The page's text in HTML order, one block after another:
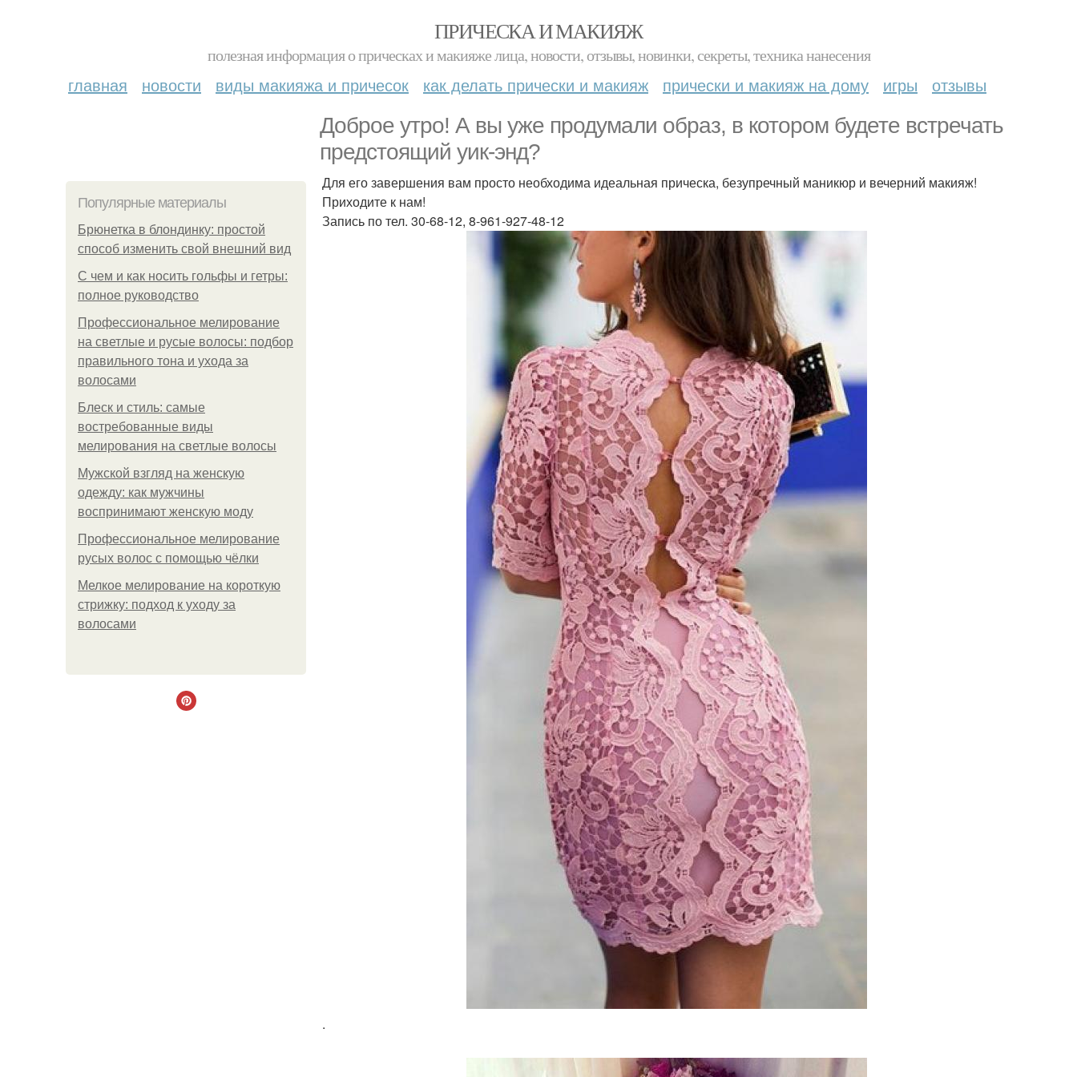
ПРИЧЕСКА И МАКИЯЖ
полезная информация о прическах и макияже лица, новости, отзывы, новинки, секреты, техника нанесения
главная новости виды макияжа и причесок как делать прически и макияж прически и макияж на дому игры отзывы
Доброе утро! А вы уже продумали образ, в котором будете встречать
предстоящий уик-энд?
Популярные материалы
Брюнетка в блондинку: простой
способ изменить свой внешний вид
С чем и как носить гольфы и гетры:
полное руководство
Профессиональное мелирование
на светлые и русые волосы: подбор
правильного тона и ухода за
волосами
Блеск и стиль: самые
востребованные виды
мелирования на светлые волосы
Мужской взгляд на женскую
одежду: как мужчины
воспринимают женскую моду
Профессиональное мелирование
русых волос с помощью чёлки
Мелкое мелирование на короткую
стрижку: подход к уходу за
волосами
Для его завершения вам просто необходима идеальная прическа, безупречный маникюр и вечерний макияж!
Приходите к нам!
Запись по тел. 30-68-12, 8-961-927-48-12
.